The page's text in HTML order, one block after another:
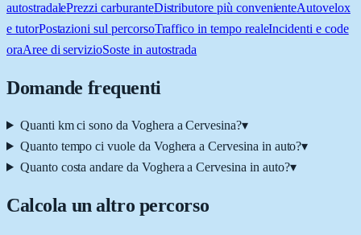
autostradalePrezzi carburanteDistributore più convenienteAutovelox
e tutorPostazioni sul percorsoTraffico in tempo realeIncidenti e code
oraAree di servizioSoste in autostrada
Domande frequenti
Quanti km ci sono da Voghera a Cervesina?▾
Quanto tempo ci vuole da Voghera a Cervesina in auto?▾
Quanto costa andare da Voghera a Cervesina in auto?▾
Calcola un altro percorso